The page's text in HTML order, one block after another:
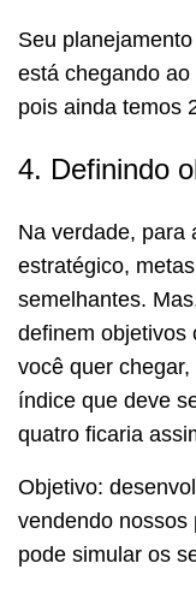
Seu
está chegando
pois ainda temos
4. Definindo
Na verdade, para
estratégico,
semelhantes.
definem objetivos
você quer
índice que deve
quatro ficaria
Objetivo:
vendendo nossos
pode simular os